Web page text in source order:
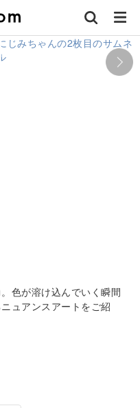
色が溶け込んでいく瞬間
ュアンスアートをご紹